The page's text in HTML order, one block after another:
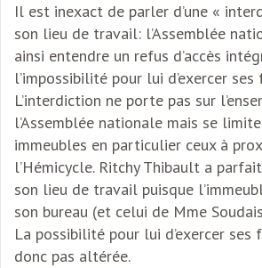
Il est inexact de parler d’une «
son lieu de travail: l’Assemblée
ainsi entendre un refus d’accès
l’impossibilité pour lui d’exercer
L’interdiction ne porte pas sur
l’Assemblée nationale mais se
immeubles en particulier ceux à
l’Hémicycle. Ritchy Thibault a
son lieu de travail puisque
son bureau (et celui de Mme
La possibilité pour lui d’exercer ses
donc pas altérée.